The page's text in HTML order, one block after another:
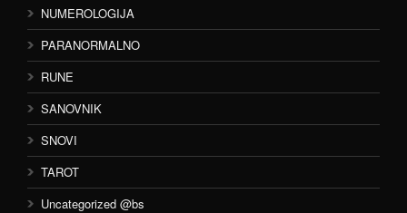
NUMEROLOGIJA
PARANORMALNO
RUNE
SANOVNIK
SNOVI
TAROT
Uncategorized @bs